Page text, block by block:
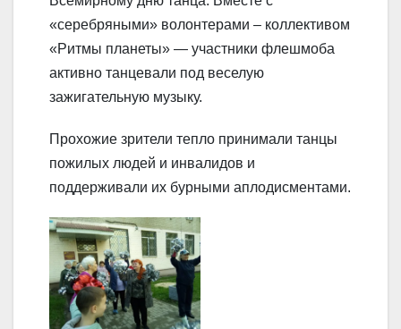
«серебряными» волонтерами – коллективом
«Ритмы планеты» — участники флешмоба
активно танцевали под веселую
зажигательную музыку.
Прохожие зрители тепло принимали танцы
пожилых людей и инвалидов и
поддерживали их бурными аплодисментами.